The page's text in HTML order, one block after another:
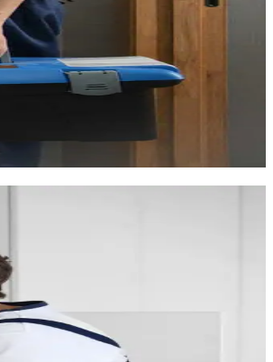
réglé protège cependant l'ensemble
de logements, qualité de l'eau,